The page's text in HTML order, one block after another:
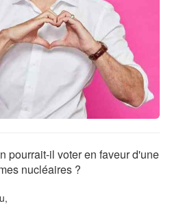
pourrait-il voter en faveur d'une
nucléaires ?